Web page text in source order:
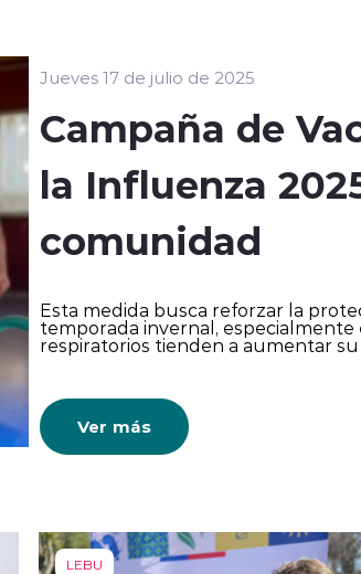
Jueves 17 de julio de 2025
Campaña de
la Influenza
comunidad
Esta medida busca reforzar la
temporada invernal,
respiratorios tienden a aumentar
Ver más
LEBU